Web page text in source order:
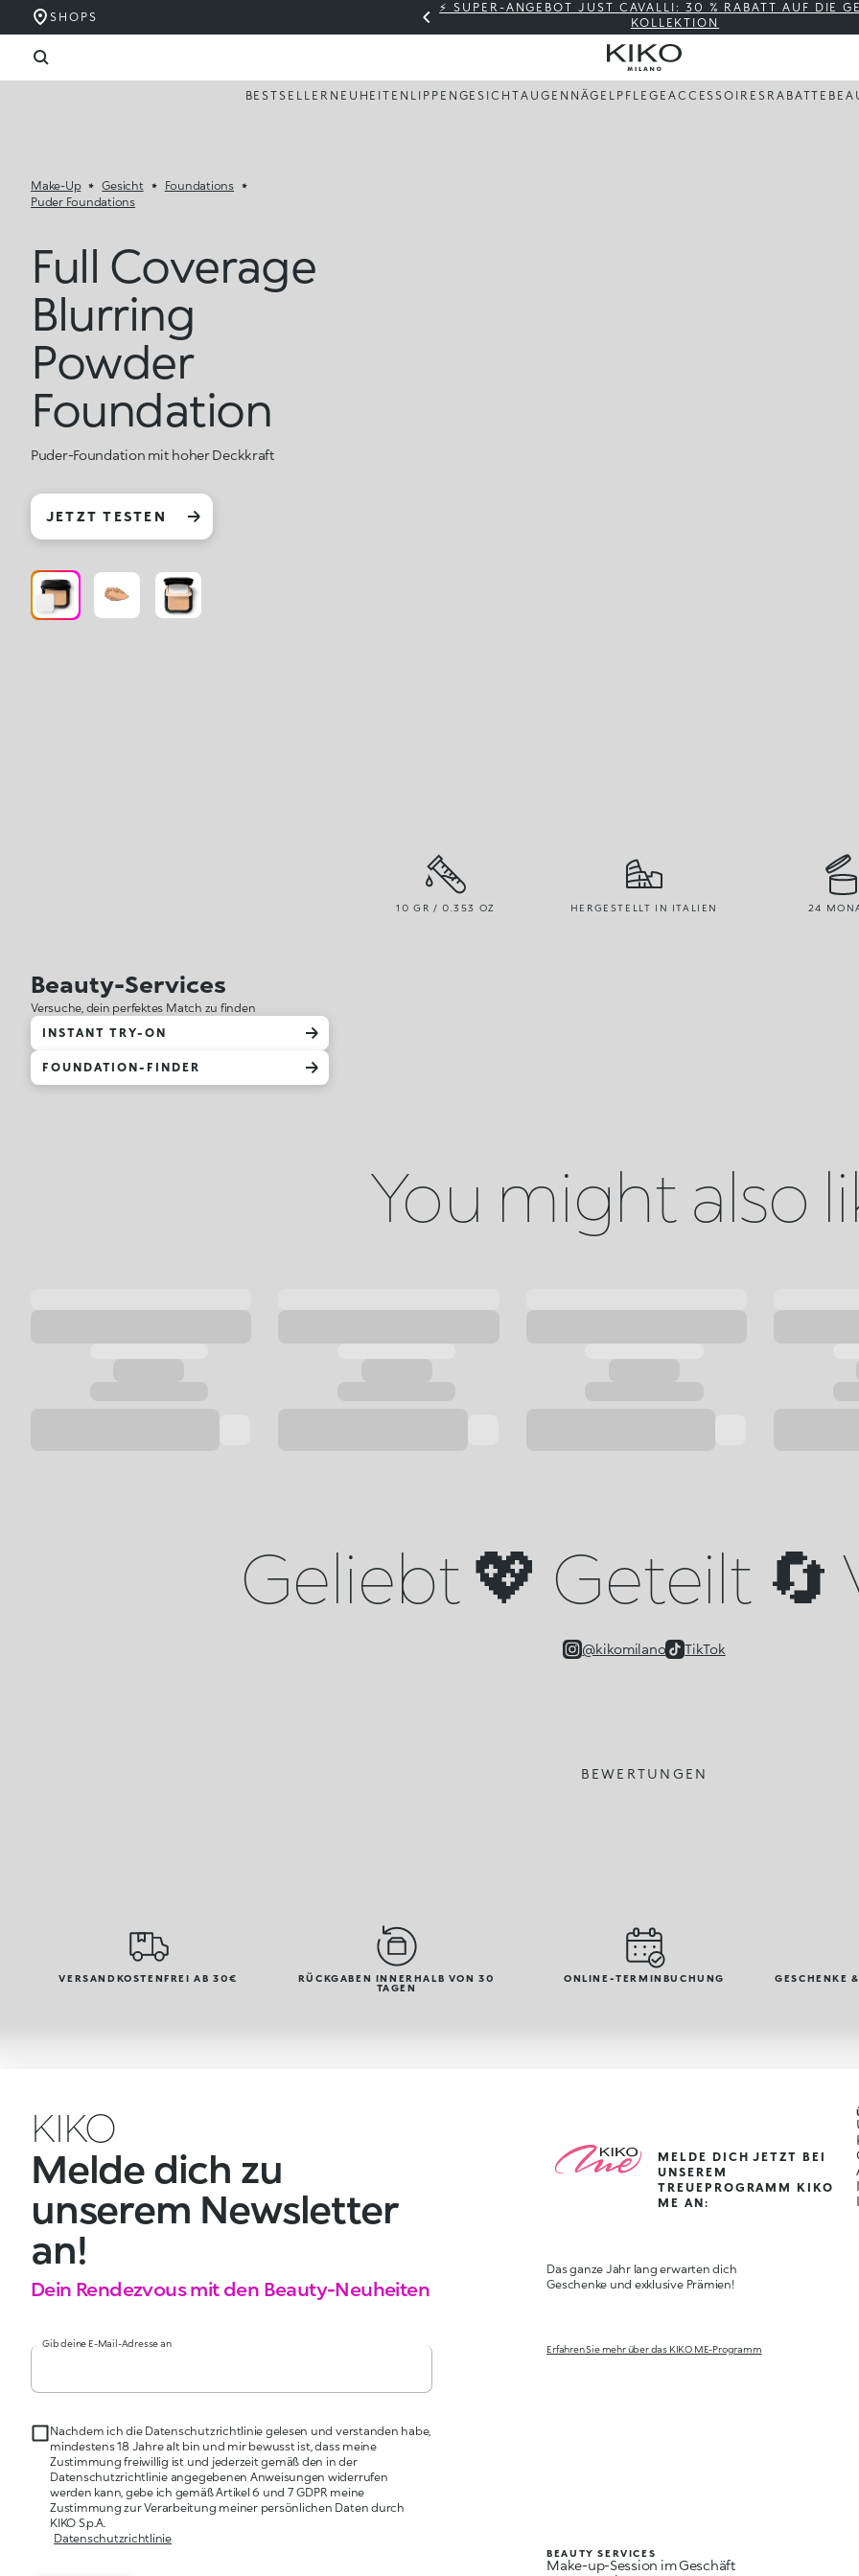
SHOPS
⚡ SUPER-ANGEBOT JUST CAVALLI: 30 % RABATT AUF DIE
KOLLEKTION
BESTSELLER NEUHEITEN LIPPEN GESICHTAUGEN NÄGEL PFLEGE ACCESSOIRES RABATTE
Make-Up Gesicht
Foundations
Puder Foundations
Full Coverage
Blurring
Powder
Foundation
Puder-Foundation mit hoher Deckkraft
JETZT TESTEN
10 GR / 0.353 OZ HERGESTELLT IN ITALIEN 24
Beauty-Services
Versuche, dein perfektes Match zu finden
INSTANT TRY-ON
FOUNDATION-FINDER
You might also
Geliebt 💖 Geteilt 🔄
@kikomilano TikTok
BEWERTUNGEN
VERSANDKOSTENFREI AB 30€
RÜCKGABEN INNERHALB VON 30
TAGEN
ONLINE-TERMINBUCHUNG GESCHENKE
KIKO
Melde dich zu
unserem Newsletter
an!
Dein Rendezvous mit den Beauty-Neuheiten
Gib deine E-Mail-Adresse an
Nachdem ich die Datenschutzrichtlinie gelesen und verstanden habe,
mindestens 18 Jahre alt bin und mir bewusst ist, dass meine
Zustimmung freiwillig ist und jederzeit gemäß den in der
Datenschutzrichtlinie angegebenen Anweisungen widerrufen
werden kann, gebe ich gemäß Artikel 6 und 7 GDPR meine
Zustimmung zur Verarbeitung meiner persönlichen Daten durch
KIKO S.p.A.
Datenschutzrichtlinie
MELDE DICH JETZT BEI
UNSEREM
TREUEPROGRAMM KIKO
ME AN:
Das ganze Jahr lang erwarten dich
Geschenke und exklusive Prämien!
Erfahren Sie mehr über das KIKO ME-Programm
BEAUTY SERVICES
Make-up-Session im Geschäft